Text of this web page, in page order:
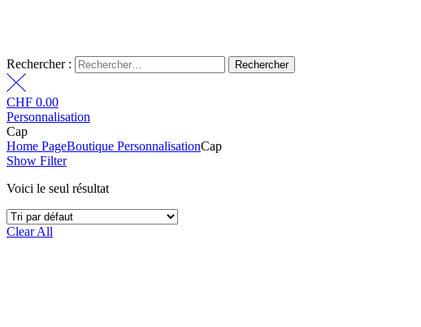
Rechercher :
CHF 0.00
Personnalisation
Cap
Home PageBoutique PersonnalisationCap
Show Filter
Voici le seul résultat
Clear All